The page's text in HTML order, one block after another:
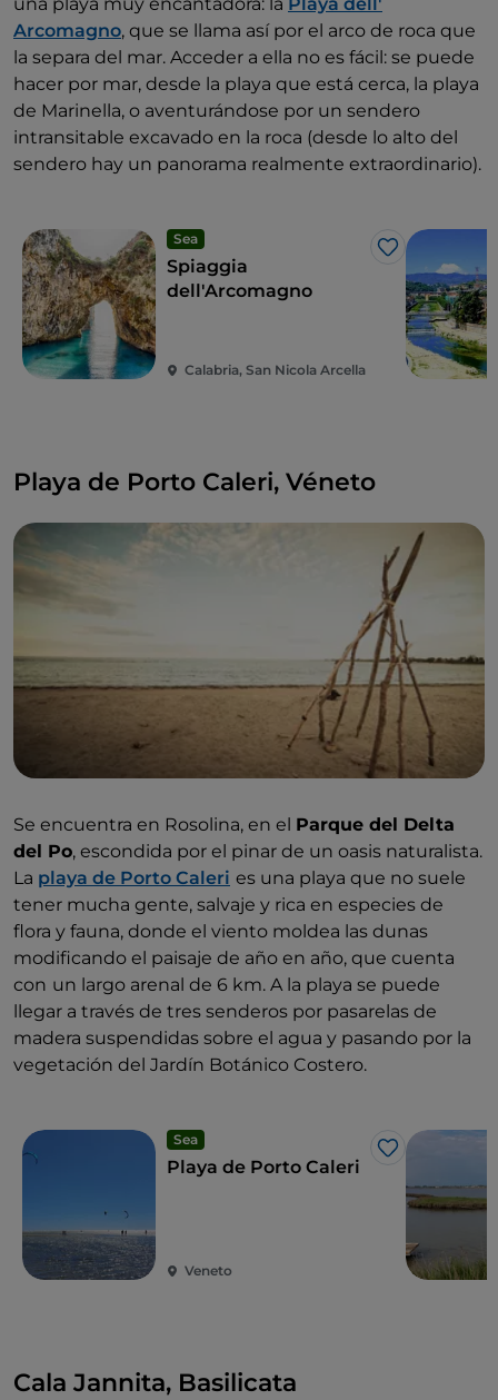
Arcomagno, que se llama así por el arco de roca que
la separa del mar. Acceder a ella no es fácil: se puede
hacer por mar, desde la playa que está cerca, la playa
de Marinella, o aventurándose por un sendero
intransitable excavado en la roca (desde lo alto del
sendero hay un panorama realmente extraordinario).
Sea
Me gusta
Spiaggia
dell'Arcomagno
Calabria, San Nicola Arcella
Playa de Porto Caleri, Véneto
Se encuentra en Rosolina, en el Parque del Delta
del Po, escondida por el pinar de un oasis naturalista.
La playa de Porto Caleri es una playa que no suele
tener mucha gente, salvaje y rica en especies de
flora y fauna, donde el viento moldea las dunas
modificando el paisaje de año en año, que cuenta
con un largo arenal de 6 km. A la playa se puede
llegar a través de tres senderos por pasarelas de
madera suspendidas sobre el agua y pasando por la
vegetación del Jardín Botánico Costero.
Sea
Me gusta
Playa de Porto Caleri
Veneto
Cala Jannita, Basilicata